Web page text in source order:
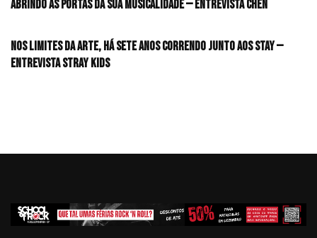
Abrindo as portas da sua musicalidade — Entrevista CHEN
Nos limites da arte, há sete anos correndo junto aos STAY —
Entrevista Stray Kids